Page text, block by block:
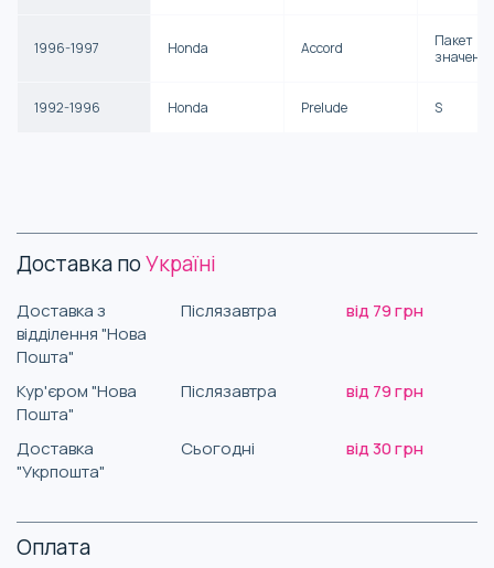
1996-1997 Honda Accord
Пакет
1992-1996 Honda Prelude S
Доставка поУкраїні
Доставка з
відділення "Нова
Пошта"
Післязавтра від 79 грн
Кур'єром "Нова
Пошта"
Післязавтра від 79 грн
Доставка
"Укрпошта"
Сьогодні від 30 грн
Оплата